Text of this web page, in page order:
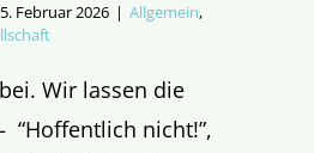
Februar 2026 | Allgemein,
Wir lassen die
“Hoffentlich nicht!”,